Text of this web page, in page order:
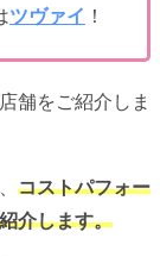
ツヴァイ ！
舗をご紹介しま
コストパフォー
介します。